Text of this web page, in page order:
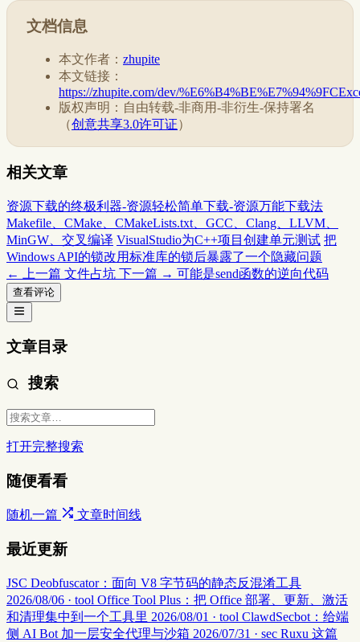
文档信息
本文作者： zhupite
本文链接：
https://zhupite.com/dev/
版权声明：自由转载-非商用-非衍生-保持署名
（创意共享3.0许可证）
相关文章
资源下载的终极利器-资源轻松简单下载-资源万能下载法
Makefile、CMake、CMakeLists.txt、GCC、Clang、LLVM、
MinGW、交叉编译 VisualStudio为C++项目创建单元测试 把
Windows API的锁改用标准库的锁后暴露了一个隐藏问题
← 上一篇 文件占坑 下一篇 → 可能是send函数的逆向代码
查看评论
文章目录
搜索
打开完整搜索
随便看看
随机一篇 文章时间线
最近更新
JSC Deobfuscator：面向 V8 字节码的静态反混淆工具
2026/08/06 · tool Office Tool Plus：把 Office 部署、更新、激活
和清理集中到一个工具里 2026/08/01 · tool ClawdSecbot：给端
侧 AI Bot 加一层安全代理与沙箱 2026/07/31 · sec Ruxu 这篇